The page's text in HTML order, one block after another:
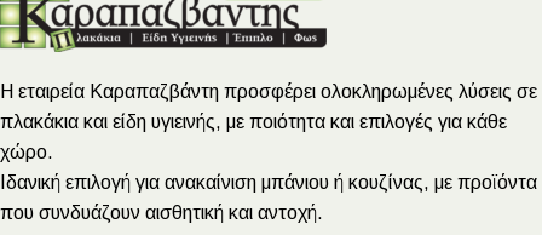
Η εταιρεία Καραπαζβάντη προσφέρει ολοκληρωμένες λύσεις σε
πλακάκια και είδη υγιεινής, με ποιότητα και επιλογές για κάθε
χώρο.
Ιδανική επιλογή για ανακαίνιση μπάνιου ή κουζίνας, με προϊόντα
που συνδυάζουν αισθητική και αντοχή.